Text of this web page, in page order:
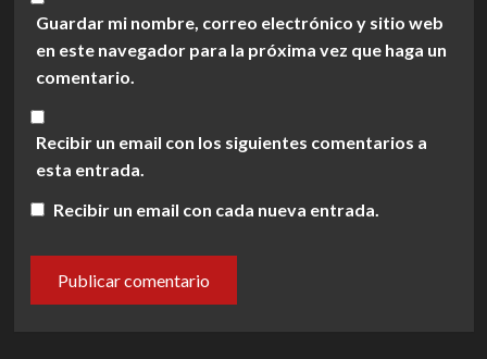
Guardar mi nombre, correo electrónico y sitio web
en este navegador para la próxima vez que haga un
comentario.
Recibir un email con los siguientes comentarios a
esta entrada.
Recibir un email con cada nueva entrada.